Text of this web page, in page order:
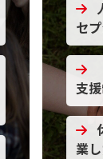
セ
支
業